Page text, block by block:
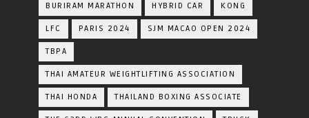
BURIRAM MARATHON HYBRID CAR KONG
LFC PARIS 2024 SJM MACAO OPEN 2024
TBPA
THAI AMATEUR WEIGHTLIFTING ASSOCIATION
THAI HONDA THAILAND BOXING ASSOCIATE